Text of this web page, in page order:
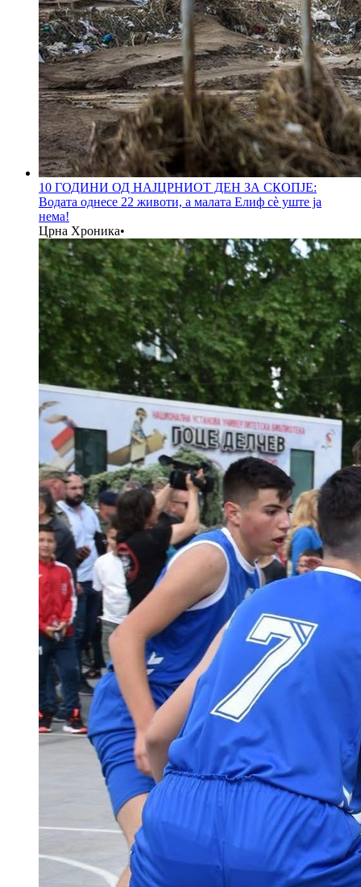
10 ГОДИНИ ОД НАЈЦРНИОТ ДЕН ЗА СКОПЈЕ:
Водата однесе 22 животи, а малата Елиф сè уште ја
нема!
Црна Хроника•